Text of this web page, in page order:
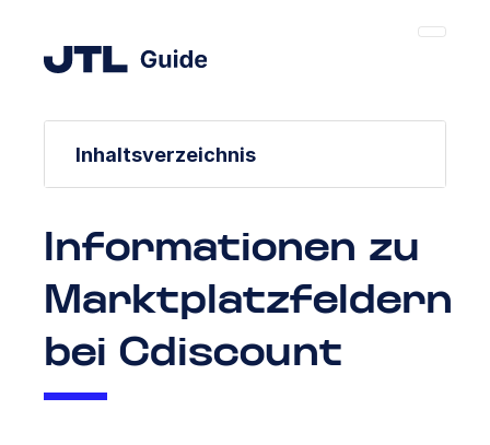
Inhaltsverzeichnis
Informationen zu
Marktplatzfeldern
bei Cdiscount